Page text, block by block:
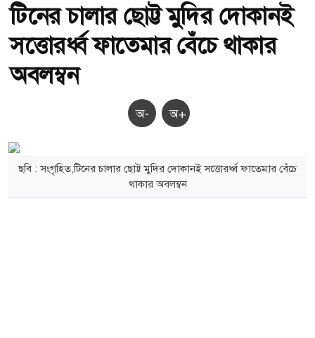
টিনের চালার ছোট্ট মুদির দোকানই
সত্তোরর্ধ্ব ফাতেমার বেঁচে থাকার
অবলম্বন
অ- অ+
ছবি : সংগৃহিত,টিনের চালার ছোট্ট মুদির দোকানই সত্তোরর্ধ্ব ফাতেমার বেঁচে
থাকার অবলম্বন